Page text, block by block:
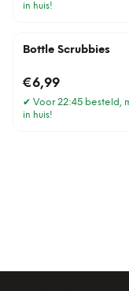
in huis!
Bottle Scrubbies
€6,99
✔ Voor 22:45 besteld,
in huis!